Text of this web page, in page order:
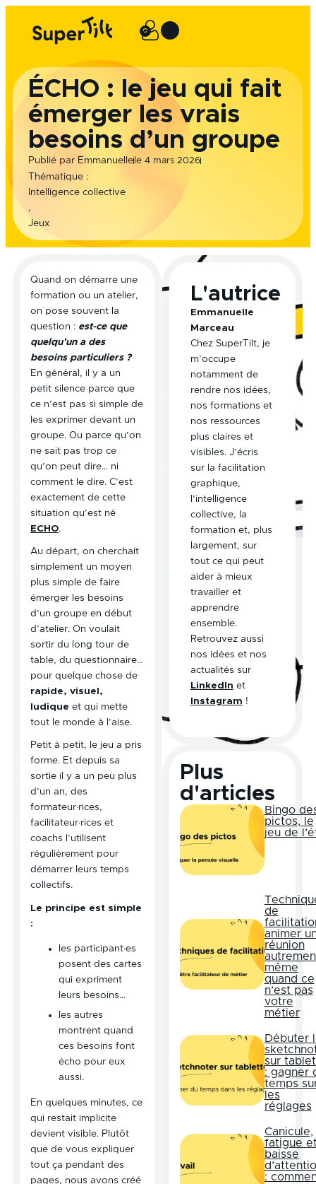
Aller
contenu
0
Panier
ÉCHO : le jeu qui fait
émerger les vrais
besoins d’un groupe
Publié parEmmanuellele 4 mars 2026
Thématique :
Intelligence collective
,
Jeux
Quand on démarre une
formation ou un atelier,
on pose souvent la
question : est-ce que
quelqu’un a des
besoins particuliers ?
En général, il y a un
petit silence parce que
ce n’est pas si simple de
les exprimer devant un
groupe. Ou parce qu’on
ne sait pas trop ce
qu’on peut dire… ni
comment le dire. C’est
exactement de cette
situation qu’est né
ECHO.
Au départ, on cherchait
simplement un moyen
plus simple de faire
émerger les besoins
d’un groupe en début
d’atelier. On voulait
sortir du long tour de
table, du questionnaire…
pour quelque chose de
rapide, visuel,
ludique et qui mette
tout le monde à l’aise.
Petit à petit, le jeu a pris
forme. Et depuis sa
sortie il y a un peu plus
d’un an, des
formateur·rices,
facilitateur·rices et
coachs l’utilisent
régulièrement pour
démarrer leurs temps
collectifs.
Le principe est simple
:
les participant·es
posent des cartes
qui expriment
leurs besoins…
les autres
montrent quand
ces besoins font
écho pour eux
aussi.
En quelques minutes, ce
qui restait implicite
devient visible. Plutôt
que de vous expliquer
tout ça pendant des
pages, nous avons créé
L'autrice
Emmanuelle
Marceau
Chez SuperTilt, je
m’occupe
notamment de
rendre nos idées,
nos formations et
nos ressources
plus claires et
visibles. J’écris
sur la facilitation
graphique,
l’intelligence
collective, la
formation et, plus
largement, sur
tout ce qui peut
aider à mieux
travailler et
apprendre
ensemble.
Retrouvez aussi
nos idées et nos
actualités sur
LinkedIn et
Instagram !
Plus
d'articles
Bingo
pictos, le
jeu de
de
animer
réunion
même
quand ce
n’est pas
votre
métier
Débuter
sur
: gagner
temps
les
réglages
Canicule,
fatigue
baisse
: